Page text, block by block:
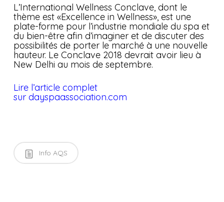
L’International Wellness Conclave, dont le
thème est «Excellence in Wellness», est une
plate-forme pour l’industrie mondiale du spa et
du bien-être afin d’imaginer et de discuter des
possibilités de porter le marché à une nouvelle
hauteur. Le Conclave 2018 devrait avoir lieu à
New Delhi au mois de septembre.
Lire l’article complet
sur dayspaassociation.com
Info AQS